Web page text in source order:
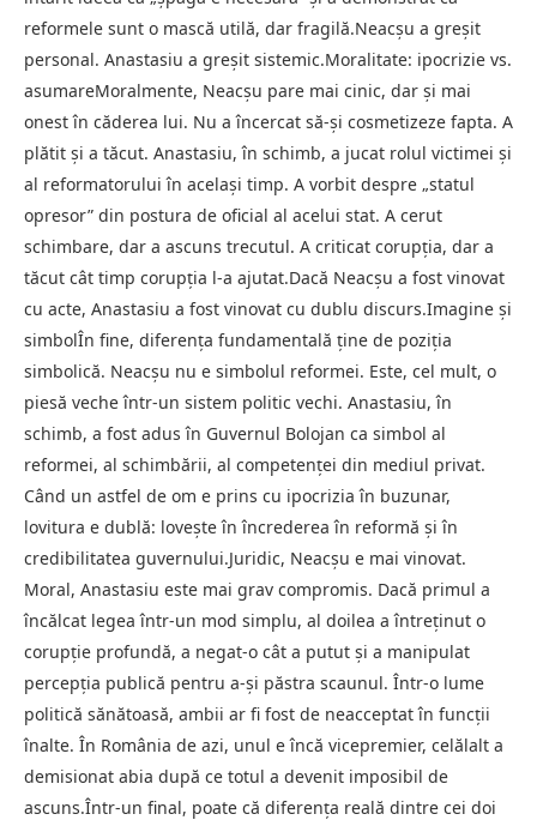
reformele sunt o mască utilă, dar fragilă.Neacșu a greșit
personal. Anastasiu a greșit sistemic.Moralitate: ipocrizie vs.
asumareMoralmente, Neacșu pare mai cinic, dar și mai
onest în căderea lui. Nu a încercat să-și cosmetizeze fapta. A
plătit și a tăcut. Anastasiu, în schimb, a jucat rolul victimei și
al reformatorului în același timp. A vorbit despre „statul
opresor” din postura de oficial al acelui stat. A cerut
schimbare, dar a ascuns trecutul. A criticat corupția, dar a
tăcut cât timp corupția l-a ajutat.Dacă Neacșu a fost vinovat
cu acte, Anastasiu a fost vinovat cu dublu discurs.Imagine și
simbolÎn fine, diferența fundamentală ține de poziția
simbolică. Neacșu nu e simbolul reformei. Este, cel mult, o
piesă veche într-un sistem politic vechi. Anastasiu, în
schimb, a fost adus în Guvernul Bolojan ca simbol al
reformei, al schimbării, al competenței din mediul privat.
Când un astfel de om e prins cu ipocrizia în buzunar,
lovitura e dublă: lovește în încrederea în reformă și în
credibilitatea guvernului.Juridic, Neacșu e mai vinovat.
Moral, Anastasiu este mai grav compromis. Dacă primul a
încălcat legea într-un mod simplu, al doilea a întreținut o
corupție profundă, a negat-o cât a putut și a manipulat
percepția publică pentru a-și păstra scaunul. Într-o lume
politică sănătoasă, ambii ar fi fost de neacceptat în funcții
înalte. În România de azi, unul e încă vicepremier, celălalt a
demisionat abia după ce totul a devenit imposibil de
ascuns.Într-un final, poate că diferența reală dintre cei doi